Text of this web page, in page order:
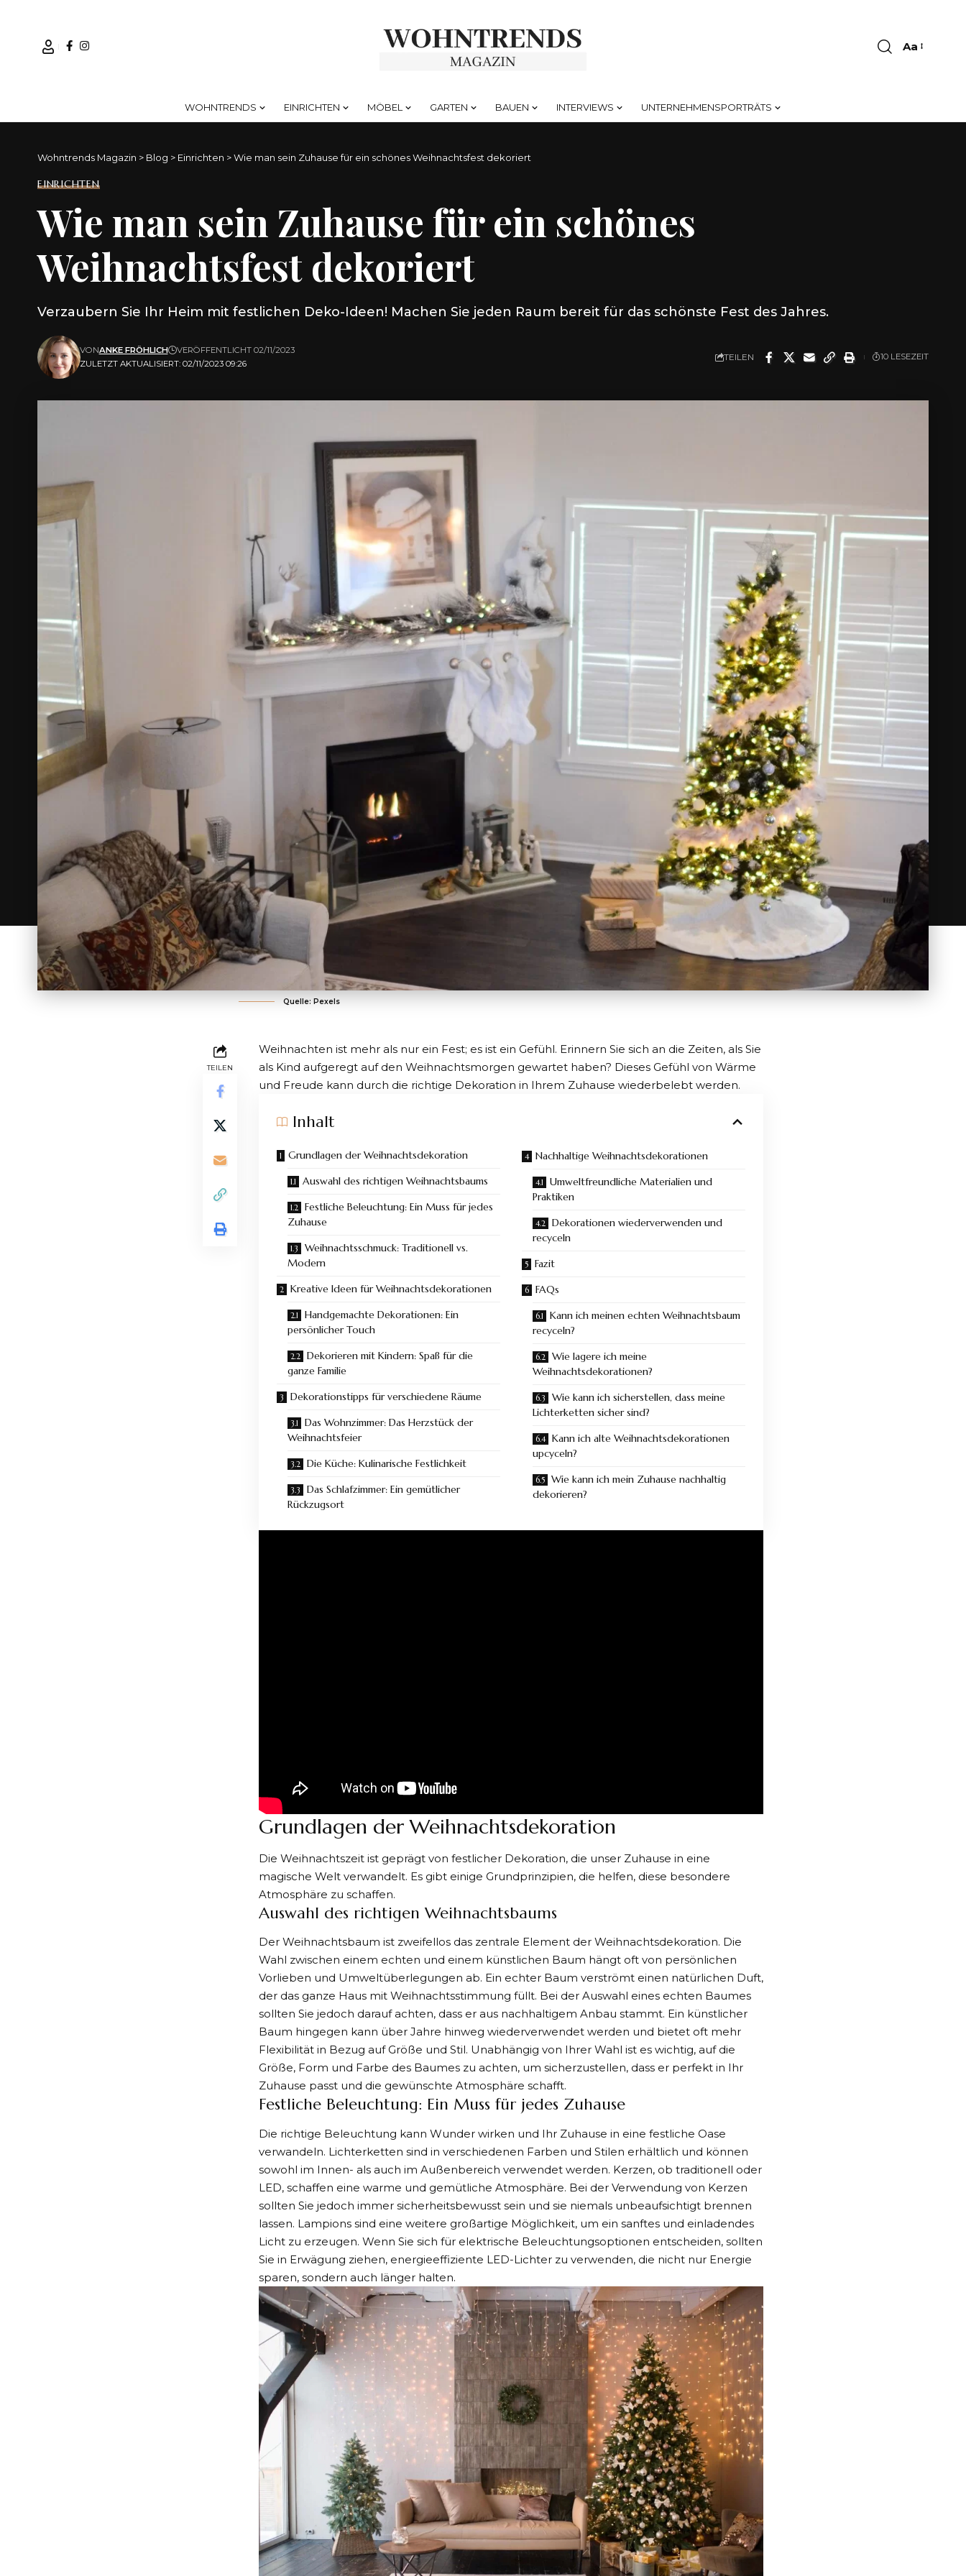
Font
Aa
WOHNTRENDS EINRICHTEN MÖBEL GARTEN BAUEN INTERVIEWS UNTERNEHMENSPORTRÄTS
Wohntrends Magazin > Blog > Einrichten >Wie man sein Zuhause für ein schönes Weihnachtsfest dekoriert
EINRICHTEN
Wie man sein Zuhause für ein schönes
Weihnachtsfest dekoriert
Verzaubern Sie Ihr Heim mit festlichen Deko-Ideen! Machen Sie jeden Raum bereit für das schönste Fest des Jahres.
ZULETZT AKTUALISIERT: 02/11/2023 09:26
VONANKE FRÖHLICH VERÖFFENTLICHT 02/11/2023
TEILEN 10 LESEZEIT
Quelle: Pexels
TEILEN
Weihnachten ist mehr als nur ein Fest; es ist ein Gefühl. Erinnern Sie sich an die Zeiten, als Sie
als Kind aufgeregt auf den Weihnachtsmorgen gewartet haben? Dieses Gefühl von Wärme
und Freude kann durch die richtige Dekoration in Ihrem Zuhause wiederbelebt werden.
Inhalt
Grundlagen der Weihnachtsdekoration
Auswahl des richtigen Weihnachtsbaums
Festliche Beleuchtung: Ein Muss für jedes
Zuhause
Weihnachtsschmuck: Traditionell vs.
Modern
Kreative Ideen für Weihnachtsdekorationen
Handgemachte Dekorationen: Ein
persönlicher Touch
Dekorieren mit Kindern: Spaß für die
ganze Familie
Dekorationstipps für verschiedene Räume
Das Wohnzimmer: Das Herzstück der
Weihnachtsfeier
Die Küche: Kulinarische Festlichkeit
Das Schlafzimmer: Ein gemütlicher
Rückzugsort
Nachhaltige Weihnachtsdekorationen
Umweltfreundliche Materialien und
Praktiken
Dekorationen wiederverwenden und
recyceln
Fazit
FAQs
Kann ich meinen echten Weihnachtsbaum
recyceln?
Wie lagere ich meine
Weihnachtsdekorationen?
Wie kann ich sicherstellen, dass meine
Lichterketten sicher sind?
Kann ich alte Weihnachtsdekorationen
upcyceln?
Wie kann ich mein Zuhause nachhaltig
dekorieren?
Grundlagen der Weihnachtsdekoration
Die Weihnachtszeit ist geprägt von festlicher Dekoration, die unser Zuhause in eine
magische Welt verwandelt. Es gibt einige Grundprinzipien, die helfen, diese besondere
Atmosphäre zu schaffen.
Auswahl des richtigen Weihnachtsbaums
Der Weihnachtsbaum ist zweifellos das zentrale Element der Weihnachtsdekoration. Die
Wahl zwischen einem echten und einem künstlichen Baum hängt oft von persönlichen
Vorlieben und Umweltüberlegungen ab. Ein echter Baum verströmt einen natürlichen Duft,
der das ganze Haus mit Weihnachtsstimmung füllt. Bei der Auswahl eines echten Baumes
sollten Sie jedoch darauf achten, dass er aus nachhaltigem Anbau stammt. Ein künstlicher
Baum hingegen kann über Jahre hinweg wiederverwendet werden und bietet oft mehr
Flexibilität in Bezug auf Größe und Stil. Unabhängig von Ihrer Wahl ist es wichtig, auf die
Größe, Form und Farbe des Baumes zu achten, um sicherzustellen, dass er perfekt in Ihr
Zuhause passt und die gewünschte Atmosphäre schafft.
Festliche Beleuchtung: Ein Muss für jedes Zuhause
Die richtige Beleuchtung kann Wunder wirken und Ihr Zuhause in eine festliche Oase
verwandeln. Lichterketten sind in verschiedenen Farben und Stilen erhältlich und können
sowohl im Innen- als auch im Außenbereich verwendet werden. Kerzen, ob traditionell oder
LED, schaffen eine warme und gemütliche Atmosphäre. Bei der Verwendung von Kerzen
sollten Sie jedoch immer sicherheitsbewusst sein und sie niemals unbeaufsichtigt brennen
lassen. Lampions sind eine weitere großartige Möglichkeit, um ein sanftes und einladendes
Licht zu erzeugen. Wenn Sie sich für elektrische Beleuchtungsoptionen entscheiden, sollten
Sie in Erwägung ziehen, energieeffiziente LED-Lichter zu verwenden, die nicht nur Energie
sparen, sondern auch länger halten.